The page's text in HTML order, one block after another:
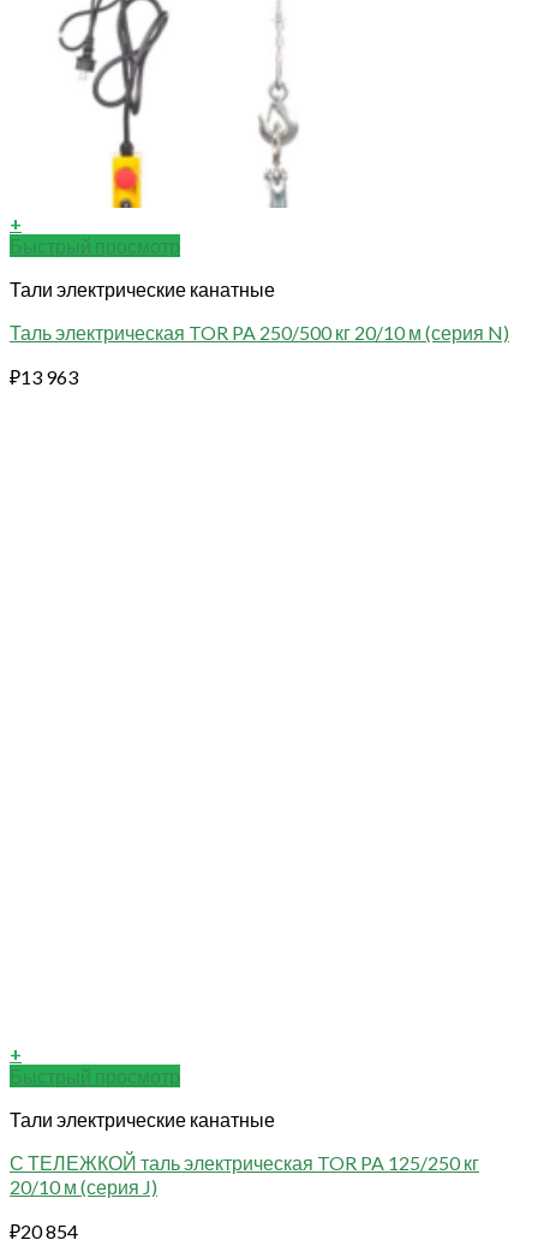
+
Быстрый просмотр
Тали электрические канатные
Таль электрическая TOR PA 250/500 кг 20/10 м (серия N)
₽13 963
+
Быстрый просмотр
Тали электрические канатные
С ТЕЛЕЖКОЙ таль электрическая TOR PA 125/250 кг
20/10 м (серия J)
₽20 854